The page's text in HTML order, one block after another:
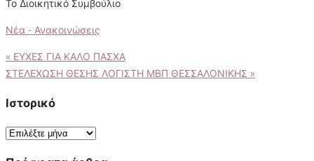
Το Διοικητικό Συμβούλιο
Νέα - Ανακοινώσεις
Πλοήγηση
άρθρων
« ΕΥΧΕΣ ΓΙΑ ΚΑΛΟ ΠΑΣΧΑ
ΣΤΕΛΕΧΩΣΗ ΘΕΣΗΣ ΛΟΓΙΣΤΗ ΜΒΠ ΘΕΣΣΑΛΟΝΙΚΗΣ »
Ιστορικό
Ιστορικό